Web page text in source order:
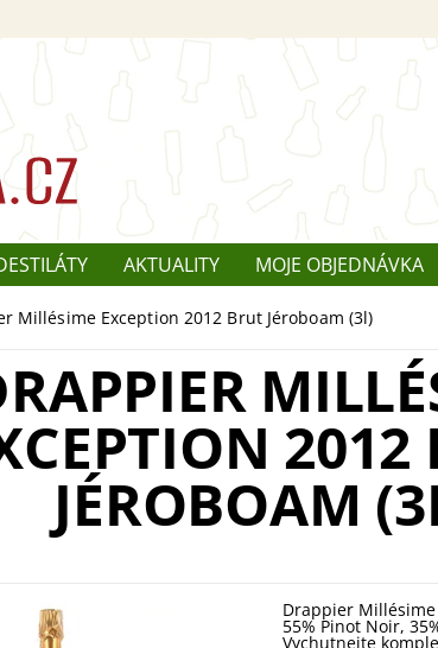
AKTUALITY MOJE OBJEDNÁVKA
Millésime Exception 2012 Brut Jéroboam (3l)
2012
JÉROBOAM
Drappier Millésime
55% Pinot Noir,
Vychutnejte